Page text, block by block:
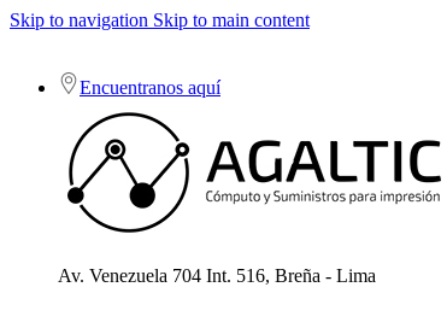
Skip to navigation Skip to main content
Encuentranos aquí
Av. Venezuela 704 Int. 516, Breña - Lima